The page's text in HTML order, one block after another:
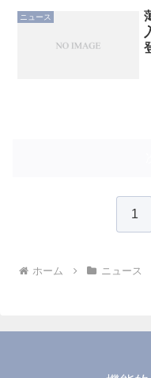
ニュース
1
ホーム ニュース